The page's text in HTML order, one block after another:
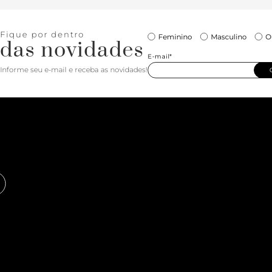
Fique por dentro
das novidades
Informe seu e-mail e receba as novidades!
Feminino Masculino
E-mail*